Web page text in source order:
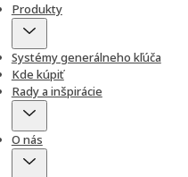
Produkty
Systémy generálneho kľúča
Kde kúpiť
Rady a inšpirácie
O nás